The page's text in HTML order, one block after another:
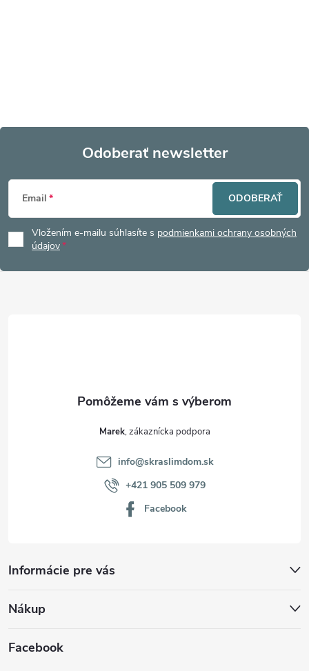
Z
á
p
Odoberať newsletter
Email
Vložením e-mailu súhlasíte s podmienkami ochrany osobných
údajov
ODOBERAŤ
Informácie pre vás
Nákup
Marek
info@skraslimdom.sk
+421 905 509 979
Facebook
Facebook